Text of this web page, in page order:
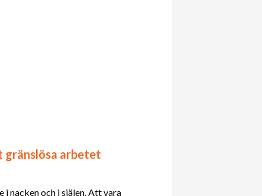
gränslösa arbetet
nacken och i själen. Att vara